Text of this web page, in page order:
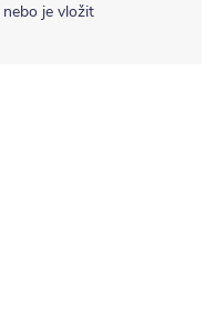
nebo je vložit